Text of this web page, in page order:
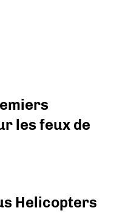
les feux de
Helicopters